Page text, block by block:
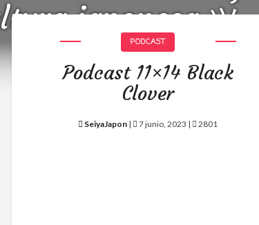
japonesa ツ
PODCAST
Podcast 11×14 Black
Clover
SeiyaJapon | 7 junio, 2023 | 2801